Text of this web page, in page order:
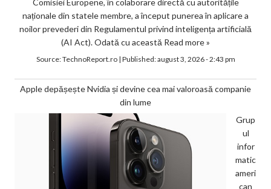
naționale din statele membre, a început punerea în aplicare a
noilor prevederi din Regulamentul privind inteligența artificială
(AI Act). Odată cu această Read more »
Source:TechnoReport.ro| Published:august 3, 2026 - 2:43 pm
Apple depășește Nvidia și devine cea mai valoroasă companie
din lume
Grup
ul
infor
matic
ameri
can